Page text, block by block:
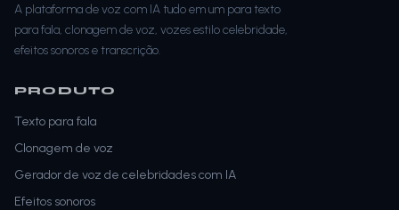
A plataforma de voz com IA tudo em um para texto
para fala, clonagem de voz, vozes estilo celebridade,
efeitos sonoros e transcrição.
PRODUTO
Texto para fala
Clonagem de voz
Gerador de voz de celebridades com IA
Efeitos sonoros